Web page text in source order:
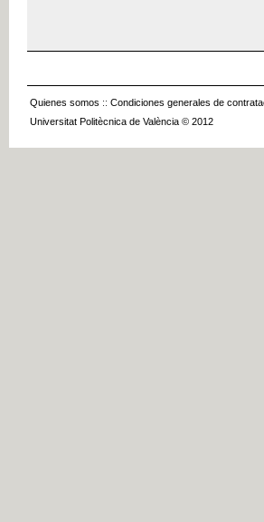
Quienes somos :: Condiciones generales de
Universitat Politècnica de València © 2012